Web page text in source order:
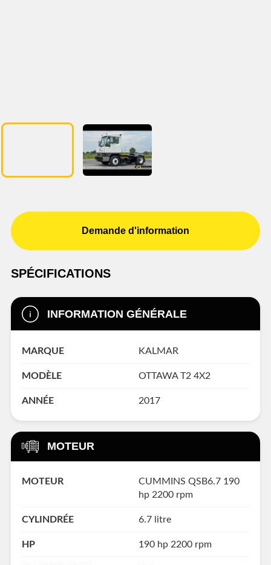
Demande d'information
SPÉCIFICATIONS
INFORMATION GÉNÉRALE
MARQUE KALMAR
MODÈLE OTTAWA T2 4X2
ANNÉE 2017
MOTEUR
MOTEUR
CUMMINS QSB6.7 190
hp 2200 rpm
CYLINDRÉE 6.7 litre
HP 190 hp 2200 rpm